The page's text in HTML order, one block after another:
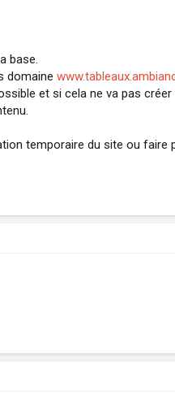
base.
domaine
et si cela ne va pas
temporaire du site ou faire